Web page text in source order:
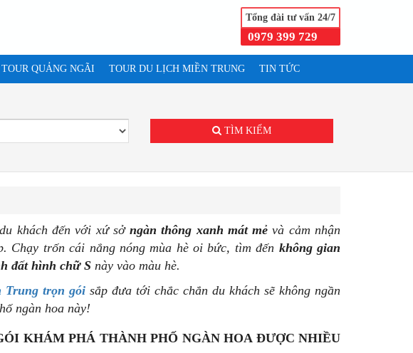
Tổng đài tư vấn 24/7
0979 399 729
TOUR QUẢNG NGÃI TOUR DU LỊCH MIỀN TRUNG TIN TỨC
TÌM KIẾM
khách đến với xứ sởngàn thông xanh mát mẻ và cảm nhận
Chạy trốn cái nắng nóng mùa hè oi bức, tìm đến không gian
đất hình chữ Snày vào màu hè.
Trung trọn gói sắp đưa tới chắc chắn du khách sẽ không ngần
ngàn hoa này!
KHÁM PHÁ THÀNH PHỐ NGÀN HOA ĐƯỢC NHIỀU